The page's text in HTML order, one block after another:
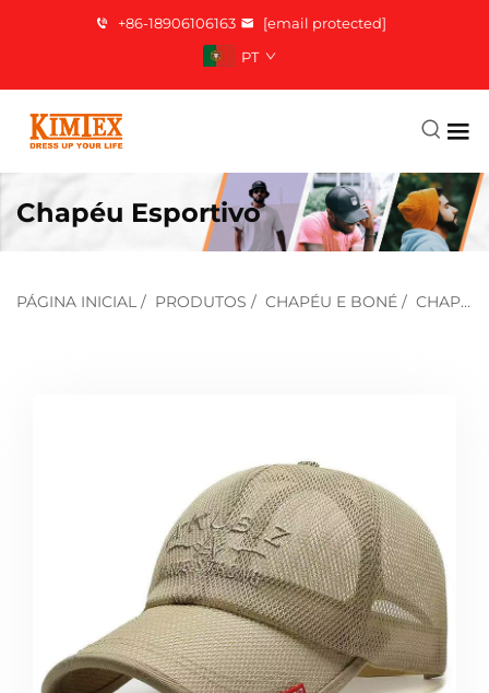
+86-18906106163
[email protected]
PT
Chapéu Esportivo
PÁGINA INICIAL / PRODUTOS / CHAPÉU E BONÉ / CHAPÉU ESPORTIVO